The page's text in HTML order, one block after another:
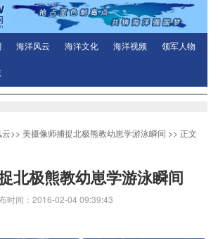
海洋风云 海洋文化 海洋视频 领军人物
>> 美摄像师捕捉北极熊教幼崽学游泳瞬间 >> 正文
北极熊教幼崽学游泳瞬间
间：2016-02-04 09:39:43